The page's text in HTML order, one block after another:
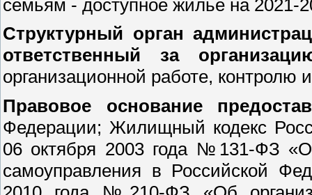
семьям - доступное жилье на 2021-
Структурный орган
ответственный за
организационной работе, контролю
Правовое основание
Федерации; Жилищный кодекс
06 октября 2003 года №131-ФЗ
самоуправления в Российской